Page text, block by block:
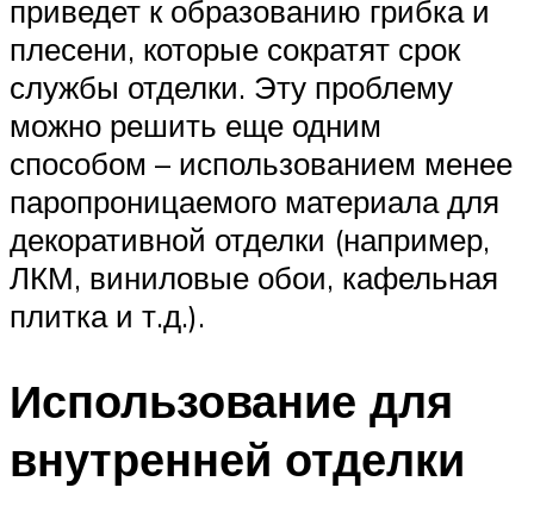
приведет к образованию грибка и
плесени, которые сократят срок
службы отделки. Эту проблему
можно решить еще одним
способом – использованием менее
паропроницаемого материала для
декоративной отделки (например,
ЛКМ, виниловые обои, кафельная
плитка и т.д.).
Использование для
внутренней отделки